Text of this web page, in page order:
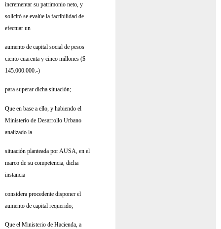
incrementar su patrimonio neto, y
solicitó se evalúe la factibilidad de
efectuar un
aumento de capital social de pesos
ciento cuarenta y cinco millones ($
145.000.000.-)
para superar dicha situación;
Que en base a ello, y habiendo el
Ministerio de Desarrollo Urbano
analizado la
situación planteada por AUSA, en el
marco de su competencia, dicha
instancia
considera procedente disponer el
aumento de capital requerido;
Que el Ministerio de Hacienda, a